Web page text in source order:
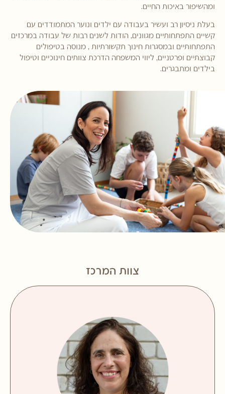
ומהשיפור באיכות החיים.
בעלת ניסיון רב ועשיר בעבודה עם ילדים ונוער המתמודדים עם
קשיים התפתחותיים מגוונים, הודות לשנים רבות של עבודה במרכזים
התפתחותיים ובמסגרות חינוך תקשורתיות , מנוסה בטיפולים
קבוצתיים ופרטניים, ליווי המשפחה הדרכת צוותים חינוכיים וטיפול
בילדים ומתבגרים.
צוות המרכז
MSW בעבודה סוציאלית
מאמינה בלמידה חוויתית ובהתנסות תוך תיווך, הנגשה,
תמיכה והקשבה.
מקפידה להעניק לכל ילדה וילד תחושת שייכות לקבוצה,
תוך הובלת פעילות המאפשרת לחקור ולתרגל יחסים